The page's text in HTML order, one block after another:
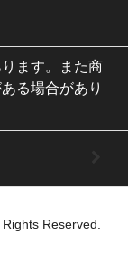
ます。また商
る場合があり
Reserved.